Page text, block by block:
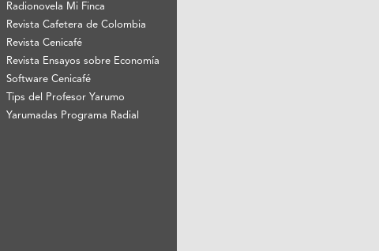
Radionovela Mi Finca
Revista Cafetera de Colombia
Revista Cenicafé
Revista Ensayos sobre Economía
Software Cenicafé
Tips del Profesor Yarumo
Yarumadas Programa Radial